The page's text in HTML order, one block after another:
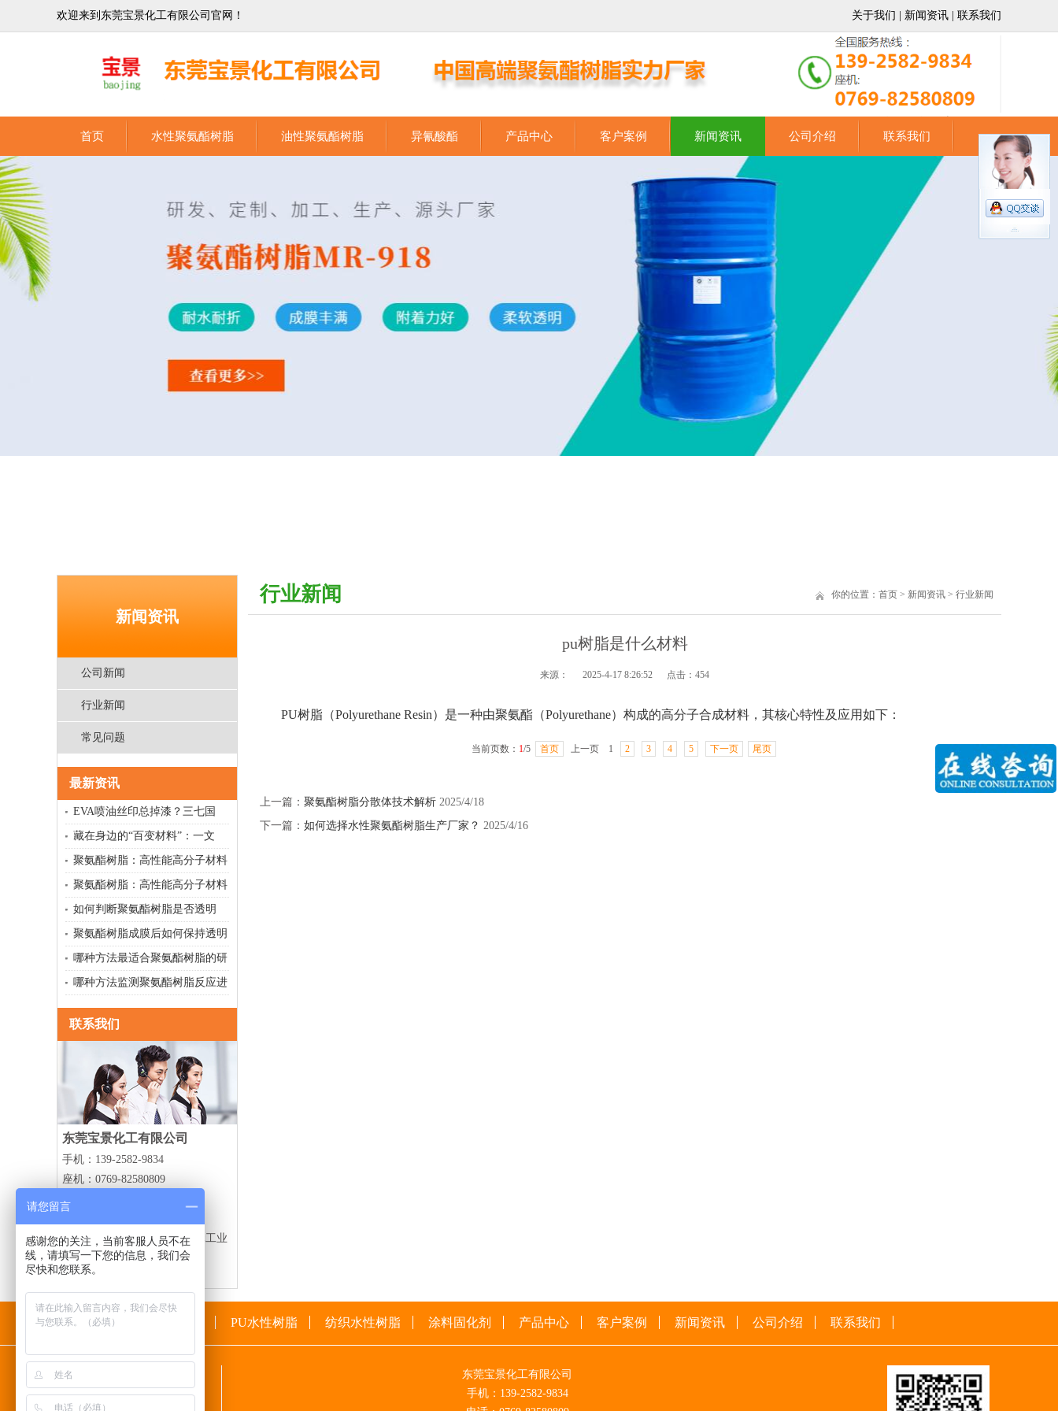
欢迎来到东莞宝景化工有限公司官网！ 关于我们 新闻资讯 联系我们
东莞宝景化工有限公司 中国高端聚氨酯树脂实力厂家
全国服务热线：
139-2582-9834
0769-82580809
首页 水性聚氨酯树脂 油性聚氨酯树脂 异氰酸酯 产品中心 客户案例 新闻资讯 公司介绍 联系我们
新闻资讯
公司新闻
行业新闻
常见问题
最新资讯
EVA喷油丝印总掉漆？三七国
藏在身边的“百变材料”：一文
聚氨酯树脂：高性能高分子材料
聚氨酯树脂：高性能高分子材料
如何判断聚氨酯树脂是否透明
聚氨酯树脂成膜后如何保持透明
哪种方法最适合聚氨酯树脂的研
哪种方法监测聚氨酯树脂反应进
联系我们
东莞宝景化工有限公司
手机：139-2582-9834
座机：0769-82580809
传真：0769-82580806
地址：广东省东莞黄江镇裕元工业
区裕元二路4号
行业新闻 你的位置： 首页 > 新闻资讯 > 行业新闻
pu树脂是什么材料
来源： 2025-4-17 8:26:52 点击： 454
PU树脂（Polyurethane Resin）是一种由聚氨酯（Polyurethane）构成的高分子合成材料，其核心特性及应用如下：
当前页数： 1/5 首页 上一页 1 2 3 4 5 下一页 尾页
上一篇： 聚氨酯树脂分散体技术解析 2025/4/18
下一篇： 如何选择水性聚氨酯树脂生产厂家？ 2025/4/16
PU水性树脂 纺织水性树脂 涂料固化剂 产品中心 客户案例 新闻资讯 公司介绍 联系我们
东莞宝景化工有限公司
手机：139-2582-9834
请您留言
感谢您的关注，当前客服人员不在
线，请填写一下您的信息，我们会
尽快和您联系。